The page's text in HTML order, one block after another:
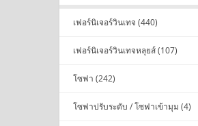
เฟอร์นิเจอร์วินเทจ (440)
เฟอร์นิเจอร์วินเทจหลุยส์ (107)
โซฟา (242)
โซฟาปรับระดับ / โซฟาเข้ามุม (4)